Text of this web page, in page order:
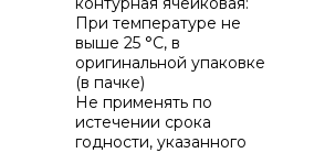
При температуре не
выше 25 °C, в
оригинальной упаковке
(в пачке)
Не применять по
истечении срока
годности, указанного